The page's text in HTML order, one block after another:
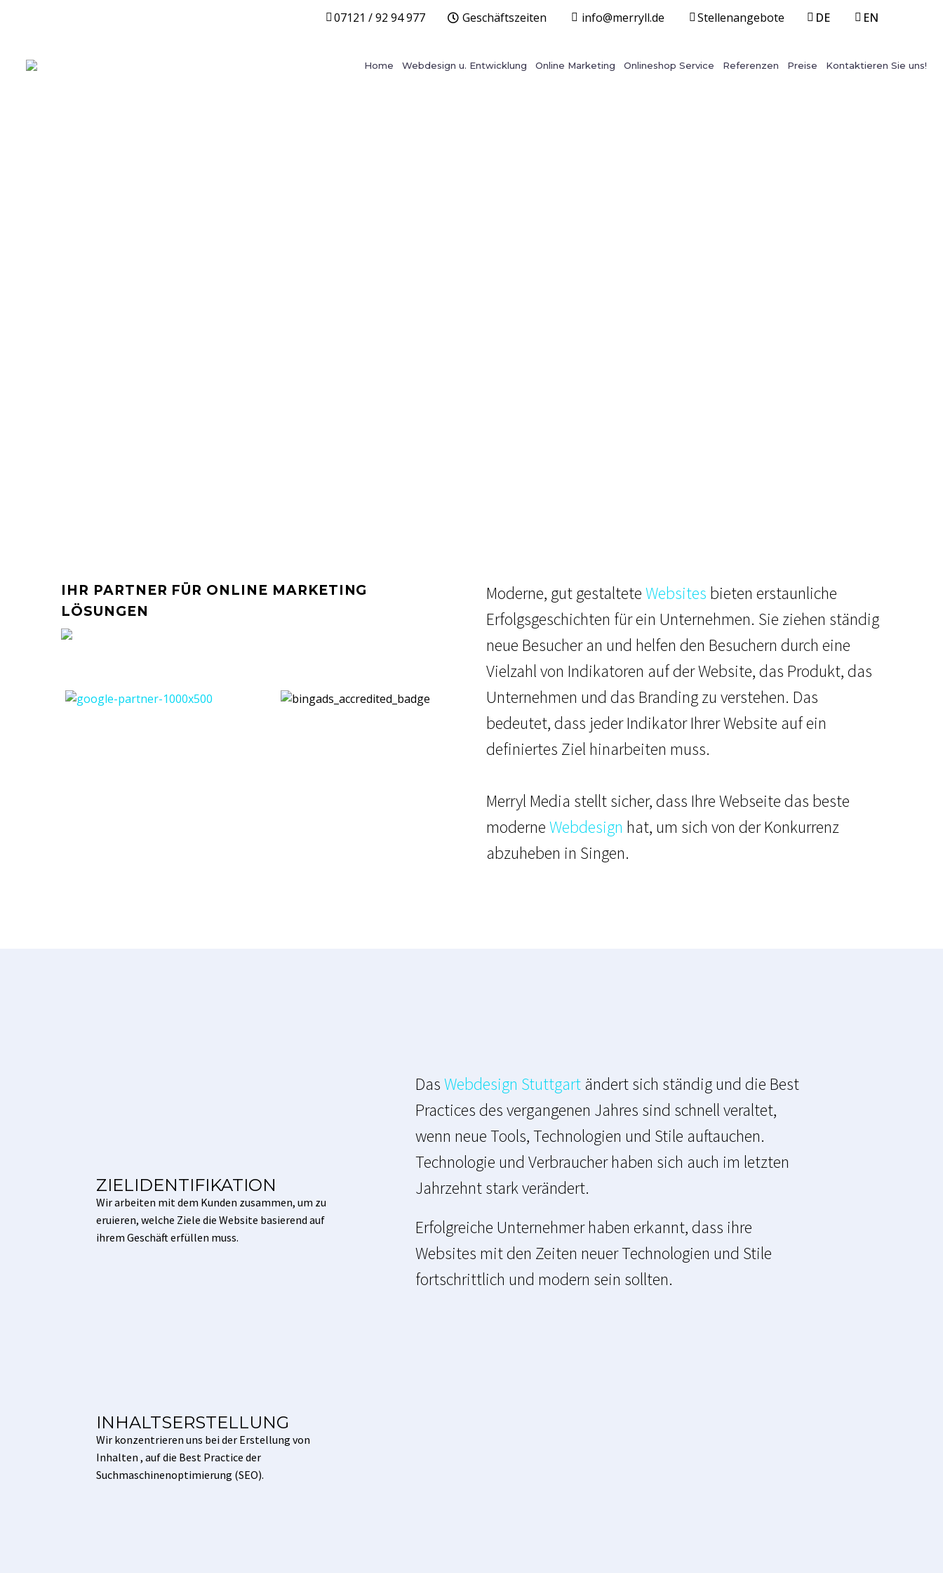
07121 / 92 94 977 Geschäftszeiten info@merryll.de Stellenangebote DE EN
Home Webdesign u. Entwicklung Online Marketing Onlineshop Service Referenzen Preise Kontaktieren Sie uns!
IHR PARTNER FÜR ONLINE MARKETING
LÖSUNGEN
Moderne, gut gestalteteWebsites bieten erstaunliche
Erfolgsgeschichten für ein Unternehmen. Sie ziehen ständig
neue Besucher an und helfen den Besuchern durch eine
Vielzahl von Indikatoren auf der Website, das Produkt, das
Unternehmen und das Branding zu verstehen. Das
bedeutet, dass jeder Indikator Ihrer Website auf ein
definiertes Ziel hinarbeiten muss.
Merryl Media stellt sicher, dass Ihre Webseite das beste
moderneWebdesign hat, um sich von der Konkurrenz
abzuheben in Singen.
ZIELIDENTIFIKATION
Wir arbeiten mit dem Kunden zusammen, um zu
eruieren, welche Ziele die Website basierend auf
ihrem Geschäft erfüllen muss.
INHALTSERSTELLUNG
Wir konzentrieren uns bei der Erstellung von
Inhalten , auf die Best Practice der
Suchmaschinenoptimierung (SEO).
DasWebdesign Stuttgartändert sich ständig und die Best
Practices des vergangenen Jahres sind schnell veraltet,
wenn neue Tools, Technologien und Stile auftauchen.
Technologie und Verbraucher haben sich auch im letzten
Jahrzehnt stark verändert.
Erfolgreiche Unternehmer haben erkannt, dass ihre
Websites mit den Zeiten neuer Technologien und Stile
fortschrittlich und modern sein sollten.